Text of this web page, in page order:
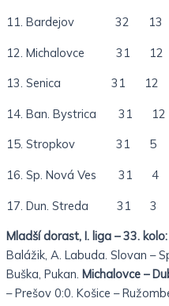
11. Bardejov 32
12. Michalovce 31
13. Senica 31 12
14. Ban. Bystrica
15. Stropkov 31
16. Sp. Nová Ves
17. Dun. Streda
Mladší dorast, I. liga – 33. kolo:
Balážik, A. Labuda. Slovan –
Buška, Pukan. Michalovce –
– Prešov 0:0. Košice –